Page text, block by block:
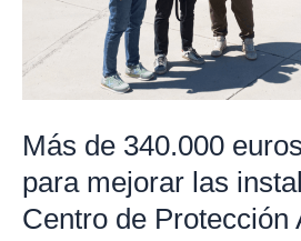
Más de 340.000
para mejorar las
Centro de Protección
mejorar
las
instalaciones
del
de
Protección